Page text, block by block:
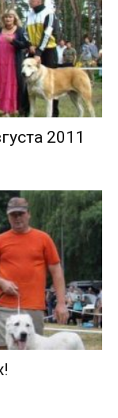
2011